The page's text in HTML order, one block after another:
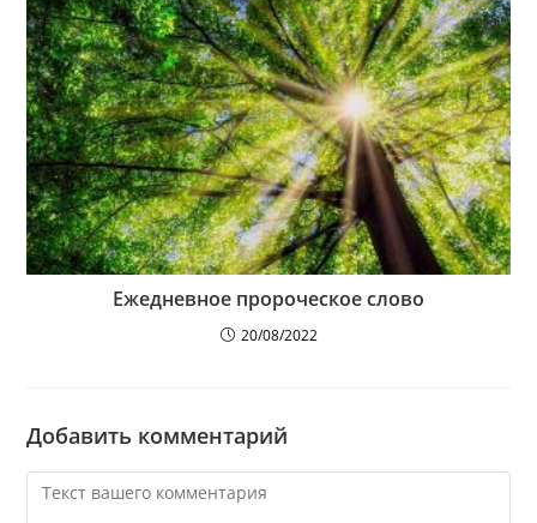
Ежедневное пророческое слово
20/08/2022
Добавить комментарий